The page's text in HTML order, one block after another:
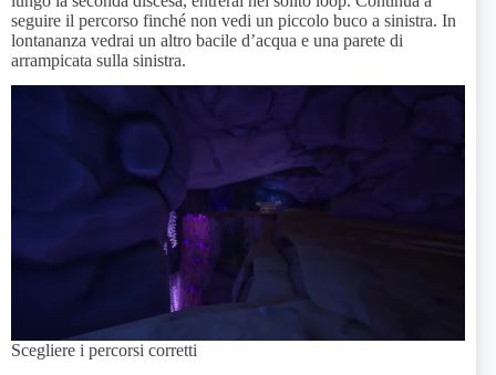
seguire il percorso finché non vedi un piccolo buco a sinistra. In
lontananza vedrai un altro bacile d’acqua e una parete di
arrampicata sulla sinistra.
Scegliere i percorsi corretti